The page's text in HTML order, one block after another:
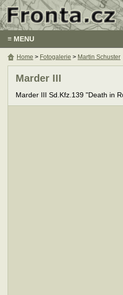
≡ MENU
Marder III
Marder III Sd.Kfz.139 "Death in
Home > Fotogalerie > Martin Schuster